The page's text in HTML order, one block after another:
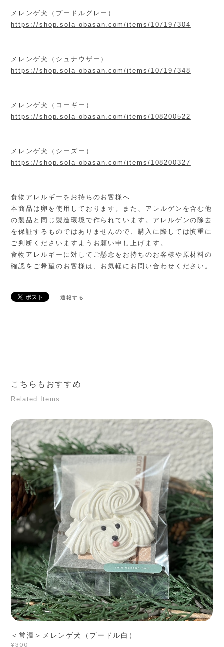
メレンゲ犬（プードルグレー）
https://shop.sola-obasan.com/items/107197304
メレンゲ犬（シュナウザー）
https://shop.sola-obasan.com/items/107197348
メレンゲ犬（コーギー）
https://shop.sola-obasan.com/items/108200522
メレンゲ犬（シーズー）
https://shop.sola-obasan.com/items/108200327
食物アレルギーをお持ちのお客様へ
本商品は卵を使用しております。また、アレルゲンを含む他
の製品と同じ製造環境で作られています。アレルゲンの除去
を保証するものではありませんので、購入に際しては慎重に
ご判断くださいますようお願い申し上げます。
食物アレルギーに対してご懸念をお持ちのお客様や原材料の
確認をご希望のお客様は、お気軽にお問い合わせください。
通報する
こちらもおすすめ
Related Items
＜常温＞メレンゲ犬（プードル白）
¥300